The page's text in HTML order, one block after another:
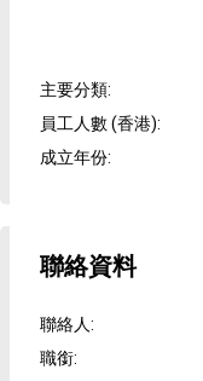
主要分類:
員工人數 (香港):
成立年份:
聯絡資料
聯絡人:
職銜: